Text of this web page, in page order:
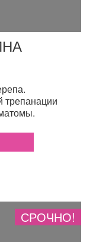
трепанации
СРОЧНО!